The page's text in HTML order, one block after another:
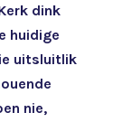
dink
huidige
uitsluitlik
nie,